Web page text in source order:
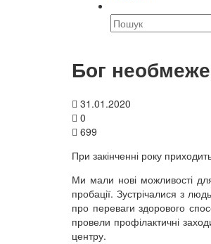
Бог
31.01.2020
0
699
При закінченні року
Ми мали нові можливості
пробації. Зустрічалися з
про переваги здорового
провели профілактичні
центру.